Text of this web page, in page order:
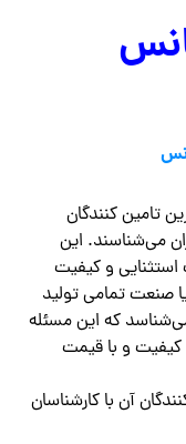
تامین کنندگان
می‌شناسند. این
و کیفیت
صنعت تمامی تولید
که این مسئله
و با قیمت
آن با کارشناسان